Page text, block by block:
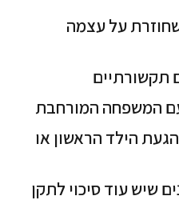
על עצמה
תקשורתיים
המשפחה המורחבת
הילד הראשון או
שיש עוד סיכוי לתקן